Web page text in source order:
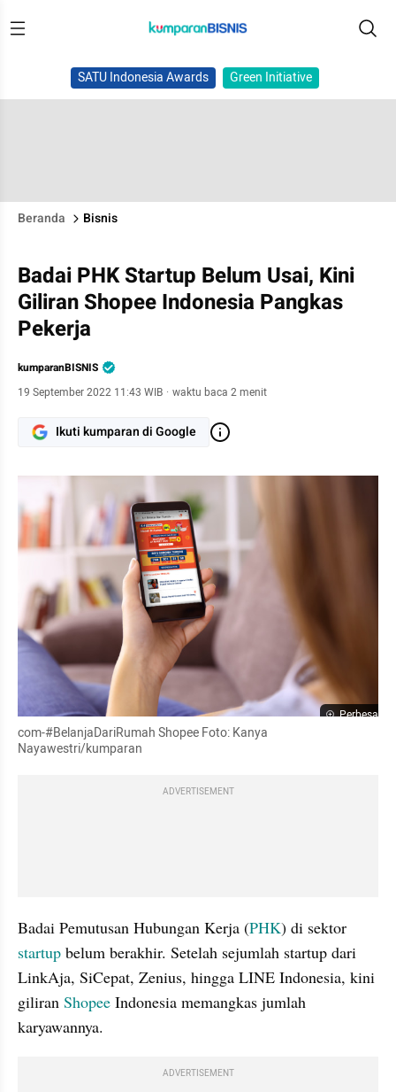
SATU Indonesia Awards Green Initiative
Beranda Bisnis
Badai PHK Startup Belum Usai, Kini
Giliran Shopee Indonesia Pangkas
Pekerja
kumparanBISNIS
19 September 2022 11:43 WIB · waktu baca 2 menit
Ikuti kumparan di Google
Perbesar
com-#BelanjaDariRumah Shopee Foto: Kanya
Nayawestri/kumparan
ADVERTISEMENT
Badai Pemutusan Hubungan Kerja (PHK
startup belum berakhir. Setelah sejumlah startup dari
LinkAja, SiCepat, Zenius, hingga LINE Indonesia, kini
giliran Shopee Indonesia memangkas jumlah
karyawannya.
ADVERTISEMENT